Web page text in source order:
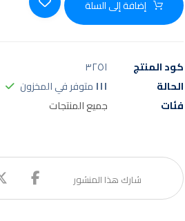
إضافة إلى السلة
كود المنتج
٣٢٥١
الحالة
١١١ متوفر في المخزون
فئات
جميع المنتجات